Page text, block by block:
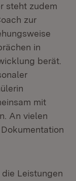
steht zudem
zur
in
berät.
mit
An vielen
Leistungen